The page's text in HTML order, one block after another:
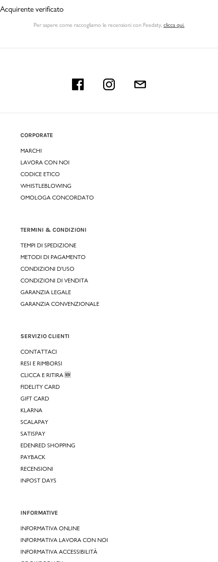
Acquirente verificato
Per sapere come raccogliamo le recensioni con Feedaty clicca qui.
CORPORATE
MARCHI
LAVORA CON NOI
CODICE ETICO
WHISTLEBLOWING
OMOLOGA CONCORDATO
TERMINI & CONDIZIONI
TEMPI DI SPEDIZIONE
METODI DI PAGAMENTO
CONDIZIONI D'USO
CONDIZIONI DI VENDITA
GARANZIA LEGALE
GARANZIA CONVENZIONALE
SERVIZIO CLIENTI
CONTATTACI
RESI E RIMBORSI
CLICCA E RITIRA 🆕
FIDELITY CARD
GIFT CARD
KLARNA
SCALAPAY
SATISPAY
EDENRED SHOPPING
PAYBACK
RECENSIONI
INPOST DAYS
INFORMATIVE
INFORMATIVA ONLINE
INFORMATIVA LAVORA CON NOI
INFORMATIVA ACCESSIBILITÀ